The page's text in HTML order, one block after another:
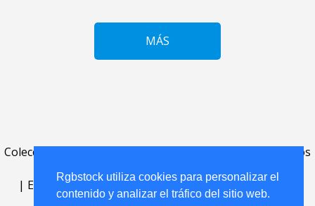
Rgbstock utiliza cookies para personalizar el
contenido y analizar el tráfico del sitio web.
MÁS
Colecciones
términos
| English|Deutsch|Español|Polski|Português
Nederlands|